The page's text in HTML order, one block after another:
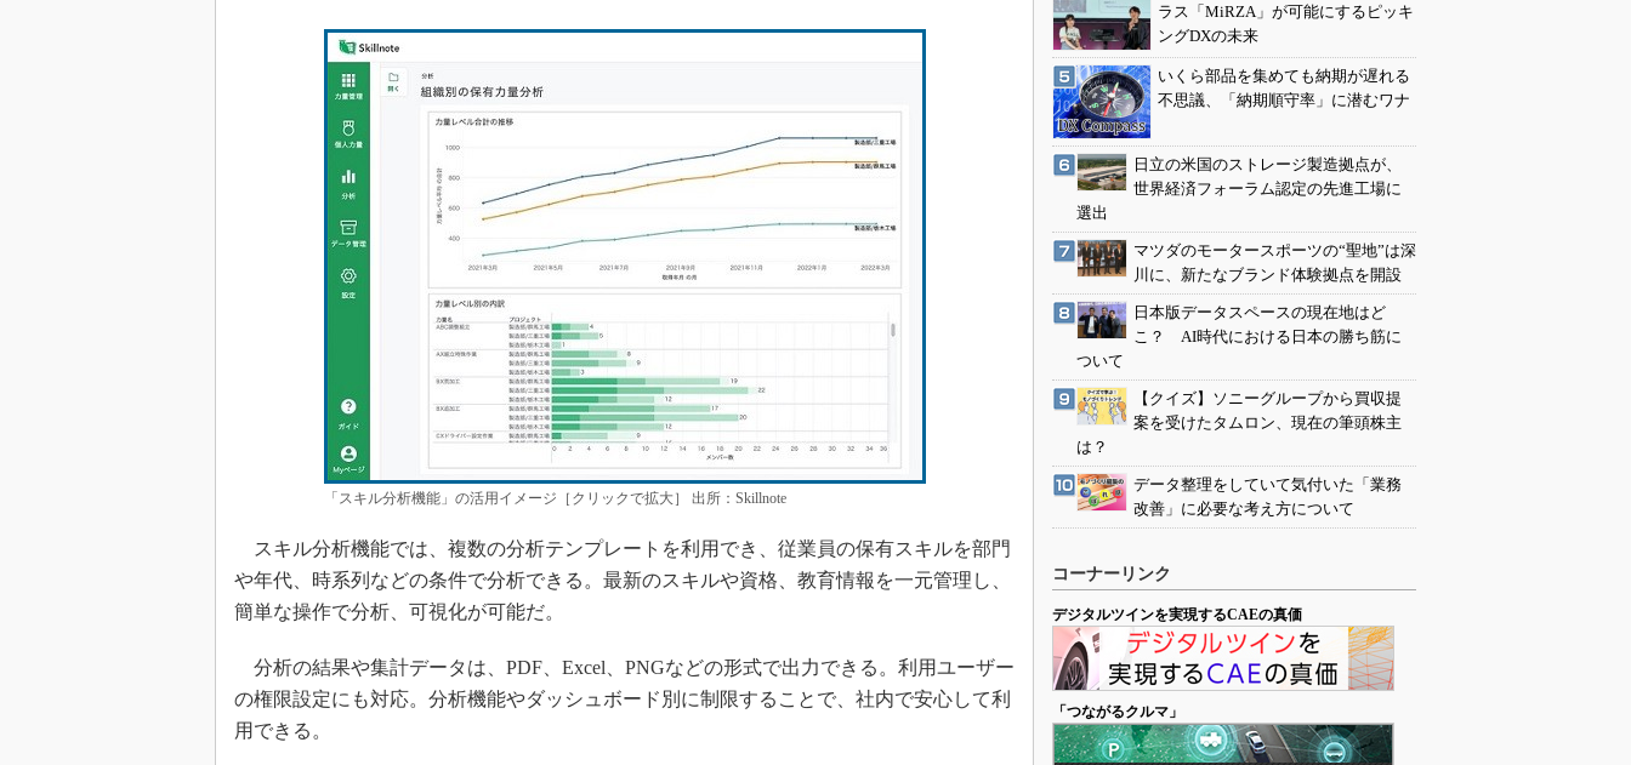
メイドインジャパン
新型コロナへの対応
「スキル分析機能」の活用イメージ［クリックで拡大］ 出所：Skillnote
スキル分析機能では、複数の分析テンプレートを利用でき、従業員の保有スキルを部門
や年代、時系列などの条件で分析できる。最新のスキルや資格、教育情報を一元管理し、
簡単な操作で分析、可視化が可能だ。
分析の結果や集計データは、PDF、Excel、PNGなどの形式で出力できる。利用ユーザー
の権限設定にも対応。分析機能やダッシュボード別に制限することで、社内で安心して利
用できる。
ラス「MiRZA」が可能にするピッキ
ングDXの未来
いくら部品を集めても納期が遅れる
不思議、「納期順守率」に潜むワナ
日立の米国のストレージ製造拠点が、
世界経済フォーラム認定の先進工場に
選出
マツダのモータースポーツの“聖地”は深
川に、新たなブランド体験拠点を開設
日本版データスペースの現在地はど
こ？ AI時代における日本の勝ち筋に
ついて
【クイズ】ソニーグループから買収提
案を受けたタムロン、現在の筆頭株主
は？
データ整理をしていて気付いた「業務
改善」に必要な考え方について
コーナーリンク
デジタルツインを実現するCAEの真価
「つながるクルマ」